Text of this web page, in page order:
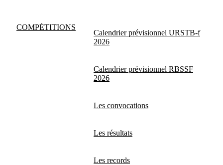
COMPĖTITIONS
Calendrier prévisionnel URSTB-f
2026
Calendrier prévisionnel RBSSF
2026
Les convocations
Les résultats
Les records